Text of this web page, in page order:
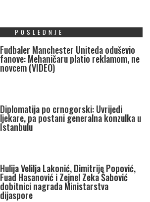
POSLEDNJE
Fudbaler Manchester Uniteda oduševio
fanove: Mehaničaru platio reklamom, ne
novcem (VIDEO)
Diplomatija po crnogorski: Uvrijedi
ljekare, pa postani generalna konzulka u
Istanbulu
Hulija Velilja Lakonić, Dimitrije Popović,
Fuad Hasanović i Zejnel Zeka Šabović
dobitnici nagrada Ministarstva
dijaspore